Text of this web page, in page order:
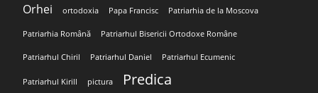
Orhei ortodoxia Papa Francisc Patriarhia de la Moscova
Patriarhia Română Patriarhul Bisericii Ortodoxe Române
Patriarhul Chiril Patriarhul Daniel Patriarhul Ecumenic
Patriarhul Kirill pictura Predica